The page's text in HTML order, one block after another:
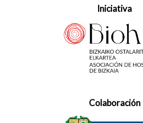
Iniciativa
Colaboración